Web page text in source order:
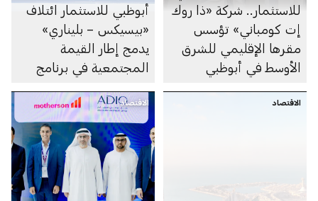
للاستثمار.. شركة «ذا روك
إت كومباني» تؤسس
مقرها الإقليمي للشرق
الأوسط في أبوظبي
أبوظبي للاستثمار ائتلاف
«بيسيكس – بليناري»
يدمج إطار القيمة
المجتمعية في برنامج
المدارس المنفذة وفق
نموذج الشراكة بين
القطاعين العام والخاص
الاقتصاد الاقتصاد